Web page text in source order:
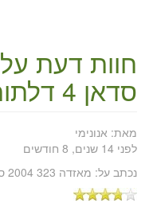
חוות דעת על
סדאן 4 דלתות
מאת: אנונימי
לפני 14 שנים, 8 חודשים
נכתב על: מאזדה 323 2004 סדאן 4 דלתות